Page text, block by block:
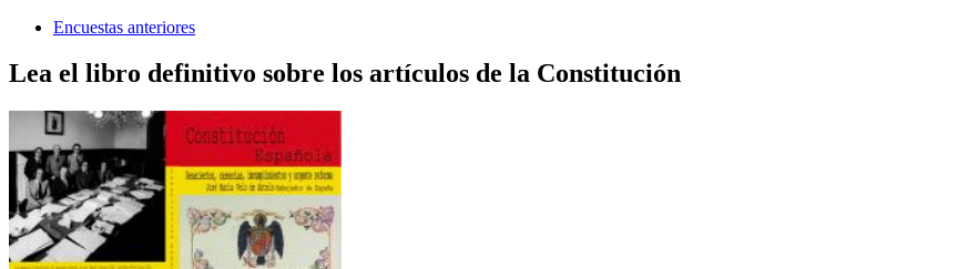
Encuestas anteriores
Lea el libro definitivo sobre los artículos de la Constitución